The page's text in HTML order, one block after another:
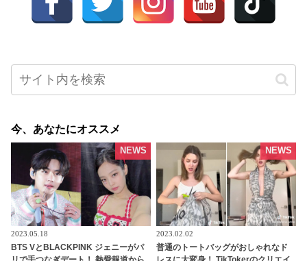
今、あなたにオススメ
2023.05.18
BTS VとBLACKPINK ジェニーがパ
NEWS
2023.02.02
普通のトートバッグがおしゃれなド
NEWS